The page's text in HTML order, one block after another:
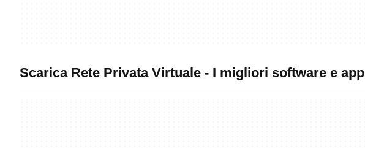
Scarica Rete Privata Virtuale - I migliori software e app